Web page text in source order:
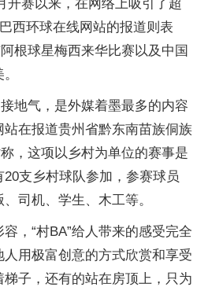
开赛以来，在网络上吸引了超
西环球在线网站的报道则表
根球星梅西来华比赛以及中国
地气，是外媒着墨最多的内容
在报道贵州省黔东南苗族侗族
，这项以乡村为单位的赛事是
支乡村球队参加，参赛球员
司机、学生、木工等。
，“村BA”给人带来的感受完全
用极富创意的方式欣赏和享受
子，还有的站在房顶上，只为